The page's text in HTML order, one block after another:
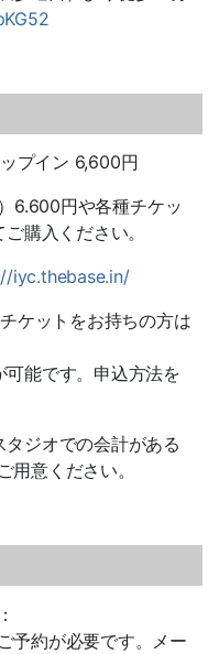
プイン 6,600円
6.600円や各種チケッ
購入ください。
iyc.thebase.in/
ケットをお持ちの方は
能です。申込方法を
ジオでの会計がある
意ください。
予約が必要です。メー